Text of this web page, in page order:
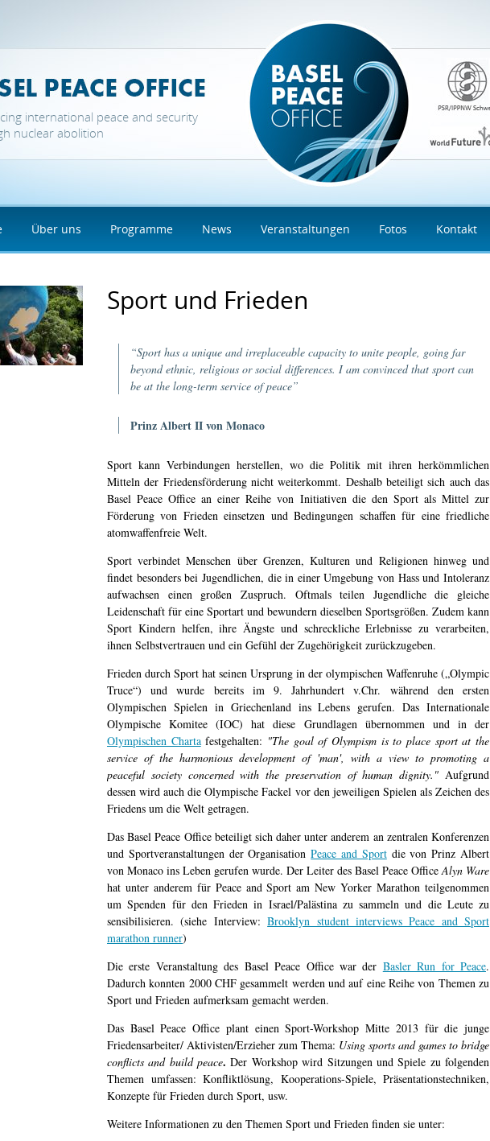
international peace and security
nuclear abolition
Über uns Programme News Veranstaltungen Fotos Kontakt
Sport und Frieden
“Sport has a unique and irreplaceable capacity to unite people, going far
beyond ethnic, religious or social differences. I am convinced that sport can
be at the long-term service of peace”
Prinz Albert II von Monaco
Sport kann Verbindungen herstellen, wo die Politik mit ihren herkömmlichen
Mitteln der Friedensförderung nicht weiterkommt. Deshalb beteiligt sich auch das
Basel Peace Office an einer Reihe von Initiativen die den Sport als Mittel zur
Förderung von Frieden einsetzen und Bedingungen schaffen für eine friedliche
atomwaffenfreie Welt.
Sport verbindet Menschen über Grenzen, Kulturen und Religionen hinweg und
findet besonders bei Jugendlichen, die in einer Umgebung von Hass und Intoleranz
aufwachsen einen großen Zuspruch. Oftmals teilen Jugendliche die gleiche
Leidenschaft für eine Sportart und bewundern dieselben Sportsgrößen. Zudem kann
Sport Kindern helfen, ihre Ängste und schreckliche Erlebnisse zu verarbeiten,
ihnen Selbstvertrauen und ein Gefühl der Zugehörigkeit zurückzugeben.
Frieden durch Sport hat seinen Ursprung in der olympischen Waffenruhe („Olympic
Truce“) und wurde bereits im 9. Jahrhundert v.Chr. während den ersten
Olympischen Spielen in Griechenland ins Lebens gerufen. Das Internationale
Olympische Komitee (IOC) hat diese Grundlagen übernommen und in der
Olympischen Chartafestgehalten: "The goal of Olympism is to place sport at the
service of the harmonious development of 'man', with a view to promoting a
peaceful society concerned with the preservation of human dignity." Aufgrund
dessen wird auch die Olympische Fackel vor den jeweiligen Spielen als Zeichen des
Friedens um die Welt getragen.
Das Basel Peace Office beteiligt sich daher unter anderem an zentralen Konferenzen
und Sportveranstaltungen der OrganisationPeace and Sportdie von Prinz Albert
von Monaco ins Leben gerufen wurde. Der Leiter des Basel Peace OfficeAlyn Ware
hat unter anderem für Peace and Sport am New Yorker Marathon teilgenommen
um Spenden für den Frieden in Israel/Palästina zu sammeln und die Leute zu
sensibilisieren. (siehe Interview:Brooklyn student interviews Peace and Sport
marathon runner)
Die erste Veranstaltung des Basel Peace Office war der Basler Run for Peace.
Dadurch konnten 2000 CHF gesammelt werden und auf eine Reihe von Themen zu
Sport und Frieden aufmerksam gemacht werden.
Das Basel Peace Office plant einen Sport-Workshop Mitte 2013 für die junge
Friedensarbeiter/ Aktivisten/Erzieher zum Thema: Using sports and games to bridge
conflicts and build peace. Der Workshop wird Sitzungen und Spiele zu folgenden
Themen umfassen: Konfliktlösung, Kooperations-Spiele, Präsentationstechniken,
Konzepte für Frieden durch Sport, usw.
Weitere Informationen zu den Themen Sport und Frieden finden sie unter: